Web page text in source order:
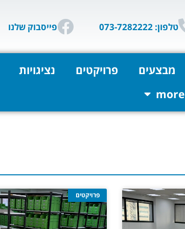
טלפון: 073-7282222 פייסבוק שלנו
מבצעים פרויקטים נציגויות
more
פרויקטים